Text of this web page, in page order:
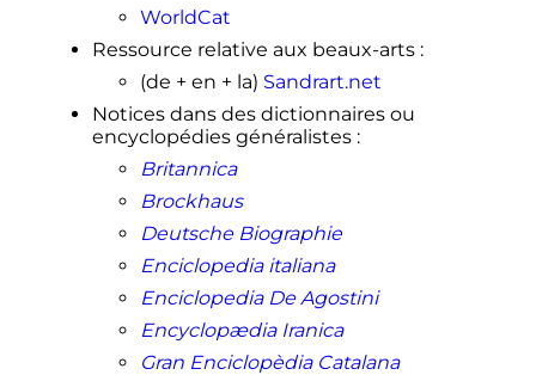
WorldCat
Ressource relative aux beaux-arts:
(de + en + la) Sandrart.net
Notices dans des dictionnaires ou
encyclopédies généralistes:
Britannica
Brockhaus
Deutsche Biographie
Enciclopedia italiana
Enciclopedia De Agostini
Encyclopædia Iranica
Gran Enciclopèdia Catalana